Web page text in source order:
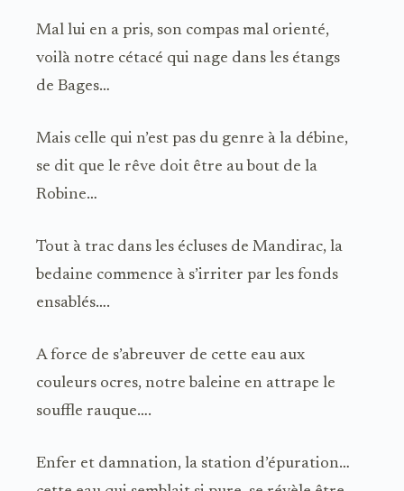
Mal lui en a pris, son compas mal orienté,
voilà notre cétacé qui nage dans les étangs
de Bages…
Mais celle qui n’est pas du genre à la débine,
se dit que le rêve doit être au bout de la
Robine…
Tout à trac dans les écluses de Mandirac, la
bedaine commence à s’irriter par les fonds
ensablés….
A force de s’abreuver de cette eau aux
couleurs ocres, notre baleine en attrape le
souffle rauque….
Enfer et damnation, la station d’épuration…